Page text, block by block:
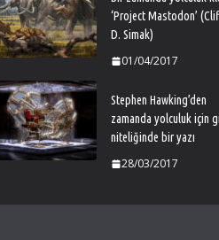
‘Project Mastodon’
D. Simak)
01/04/2017
Stephen Hawking’den
zamanda yolculuk için
niteliğinde bir yazı
28/03/2017